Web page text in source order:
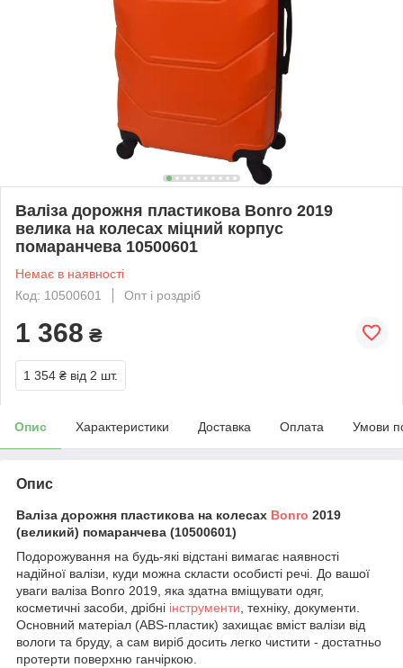
Валіза дорожня пластикова Bonro 2019
велика на колесах міцний корпус
помаранчева 10500601
Немає в наявності
Код: 10500601
Опт і роздріб
1 368 ₴
1 354 ₴ від 2 шт.
Опис Характеристики Доставка Оплата Умови
Опис
Валіза дорожня пластикова на колесах Bonro 2019
(великий) помаранчева (10500601)
Подорожування на будь-які відстані вимагає наявності
надійної валізи, куди можна скласти особисті речі. До вашої
уваги валіза Bonro 2019, яка здатна вміщувати одяг,
косметичні засоби, дрібні інструменти , техніку, документи.
Основний матеріал (ABS-пластик) захищає вміст валізи від
вологи та бруду, а сам виріб досить легко чистити - достатньо
протерти поверхню ганчіркою.